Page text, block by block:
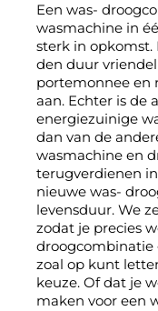
Een was-
wasmachine in
sterk in opkomst.
den duur
portemonnee en
aan. Echter is de
energiezuinige
dan van de
wasmachine en
terugverdienen
nieuwe was-
levensduur. We
zodat je precies
droogcombinatie
zoal op kunt
keuze. Of dat je
maken voor een